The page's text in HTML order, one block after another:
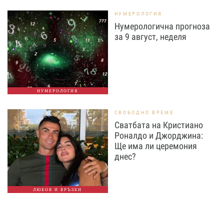
НУМЕРОЛОГИЯ
НУМЕРОЛОГИЯ
Нумерологична прогноза
за 9 август, неделя
ЛЮБОВ И ВРЪЗКИ
СВОБОДНО ВРЕМЕ
Сватбата на Кристиано
Роналдо и Джорджина:
Ще има ли церемония
днес?